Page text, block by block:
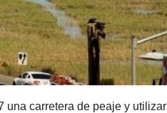
una carretera de peaje y utilizar